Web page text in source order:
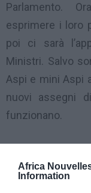
Africa
Information
Parlamento.
esprimere i loro
poi ci sarà
Ministri. Salvo
Aspi e mini Aspi
nuovi assegni
funzionano.
La Nuova